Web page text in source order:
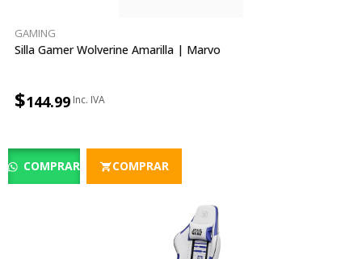
GAMING
Silla Gamer Wolverine Amarilla | Marvo
$144.99
COMPRAR COMPRAR